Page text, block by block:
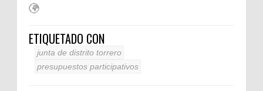
ETIQUETADO CON
junta de distrito torrero
presupuestos participativos